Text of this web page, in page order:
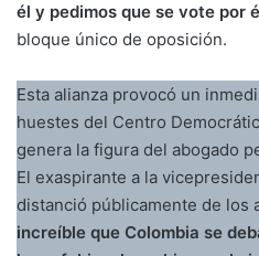
él y pedimos que se vote por
bloque único de oposición.
Esta alianza provocó un
huestes del Centro
genera la figura del abogado
El exaspirante a la
distanció públicamente de los
increíble que Colombia se